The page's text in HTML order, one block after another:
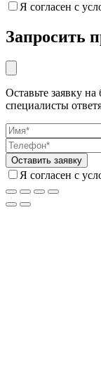
Я согласен с
Запросить
Оставьте заявку
специалисты
Я согласен с